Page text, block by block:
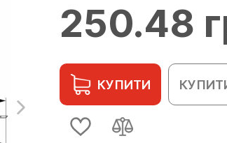
250.48
КУПИТИ